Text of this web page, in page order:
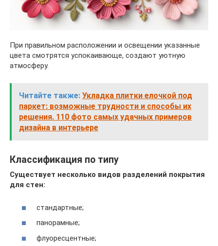
При правильном расположении и освещении указанные
цвета смотрятся успокаивающе, создают уютную
атмосферу.
Читайте также: Укладка плитки елочкой под
паркет: возможные трудности и способы их
решения. 110 фото самых удачных примеров
дизайна в интерьере
Классификация по типу
Существует несколько видов разделений покрытия
для стен:
стандартные;
панорамные;
флуоресцентные;